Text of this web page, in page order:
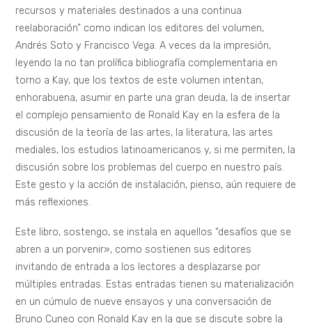
recursos y materiales destinados a una continua
reelaboración” como indican los editores del volumen,
Andrés Soto y Francisco Vega. A veces da la impresión,
leyendo la no tan prolífica bibliografía complementaria en
torno a Kay, que los textos de este volumen intentan,
enhorabuena, asumir en parte una gran deuda, la de insertar
el complejo pensamiento de Ronald Kay en la esfera de la
discusión de la teoría de las artes, la literatura, las artes
mediales, los estudios latinoamericanos y, si me permiten, la
discusión sobre los problemas del cuerpo en nuestro país.
Este gesto y la acción de instalación, pienso, aún requiere de
más reflexiones.
Este libro, sostengo, se instala en aquellos “desafíos que se
abren a un porvenir», como sostienen sus editores
invitando de entrada a los lectores a desplazarse por
múltiples entradas. Estas entradas tienen su materialización
en un cúmulo de nueve ensayos y una conversación de
Bruno Cuneo con Ronald Kay en la que se discute sobre la